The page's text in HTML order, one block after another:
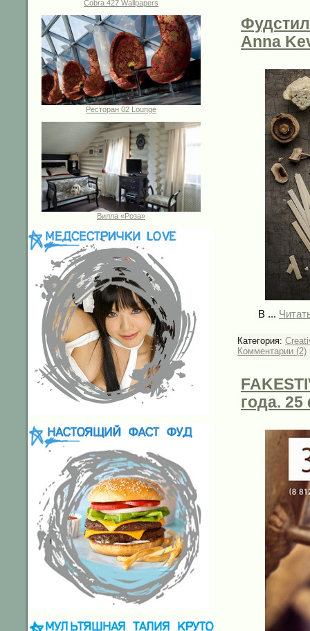
Cobra 427 Wallpapers
Ресторан 02 Lounge
Вилла «Роза»
Anna
В ...
Категория:
Комментарии (2)
года. 25